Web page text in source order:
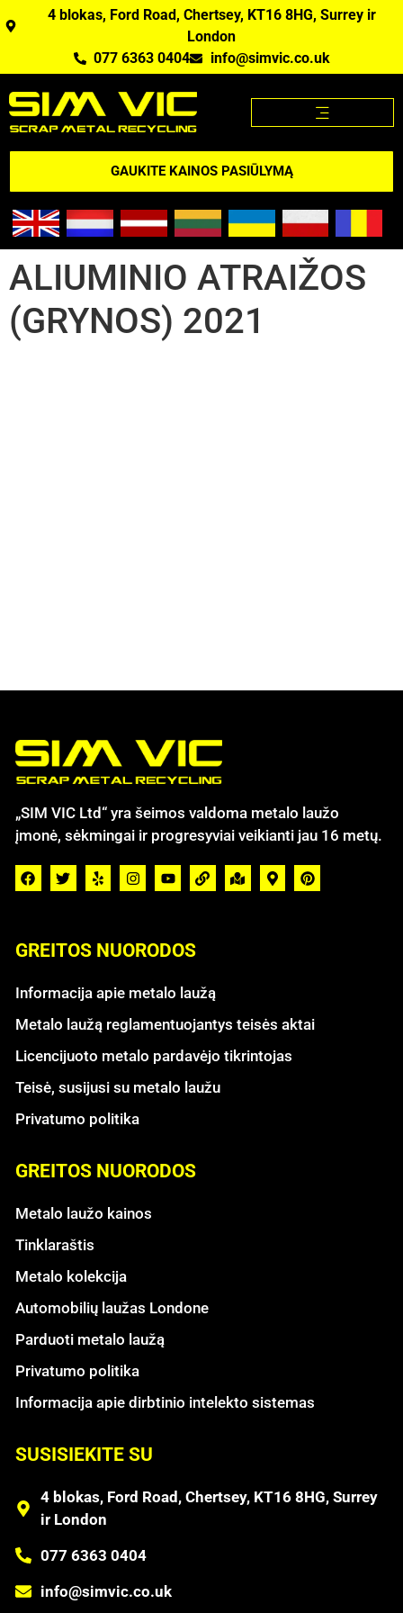
4 blokas, Ford Road, Chertsey, KT16 8HG, Surrey ir
London
077 6363 0404
info@simvic.co.uk
GAUKITE KAINOS PASIŪLYMĄ
ALIUMINIO ATRAIŽOS
(GRYNOS) 2021
„SIM VIC Ltd“ yra šeimos valdoma metalo laužo
įmonė, sėkmingai ir progresyviai veikianti jau 16 metų.
GREITOS NUORODOS
Informacija apie metalo laužą
Metalo laužą reglamentuojantys teisės aktai
Licencijuoto metalo pardavėjo tikrintojas
Teisė, susijusi su metalo laužu
Privatumo politika
GREITOS NUORODOS
Metalo laužo kainos
Tinklaraštis
Metalo kolekcija
Automobilių laužas Londone
Parduoti metalo laužą
Privatumo politika
Informacija apie dirbtinio intelekto sistemas
SUSISIEKITE SU
4 blokas, Ford Road, Chertsey, KT16 8HG, Surrey
ir London
077 6363 0404
info@simvic.co.uk